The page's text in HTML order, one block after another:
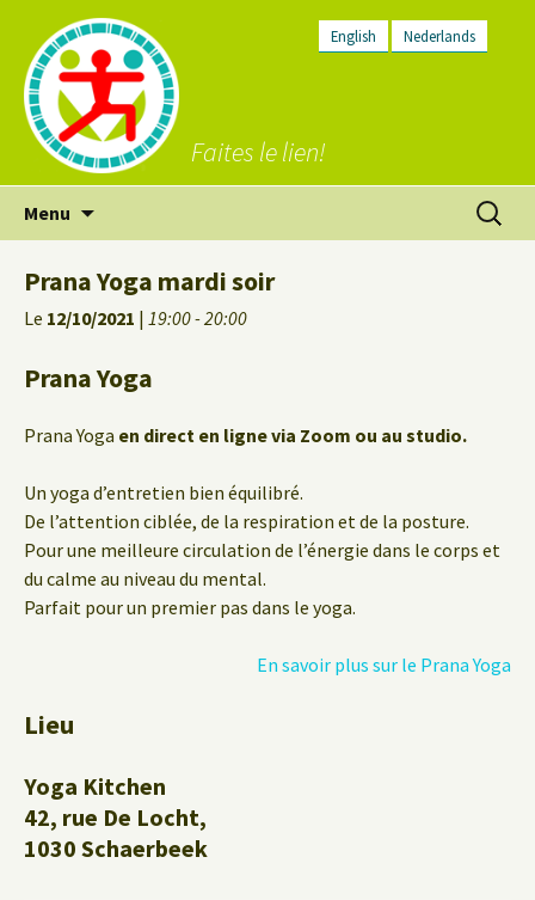
English Nederlands
Faites le lien!
Menu
Prana Yoga mardi soir
Le 12/10/2021 | 19:00 - 20:00
Prana Yoga
Prana Yoga en direct en ligne via Zoom ou au studio.
Un yoga d’entretien bien équilibré.
De l’attention ciblée, de la respiration et de la posture.
Pour une meilleure circulation de l’énergie dans le corps et
du calme au niveau du mental.
Parfait pour un premier pas dans le yoga.
En savoir plus sur le Prana Yoga
Lieu
Yoga Kitchen
42, rue De Locht,
1030 Schaerbeek